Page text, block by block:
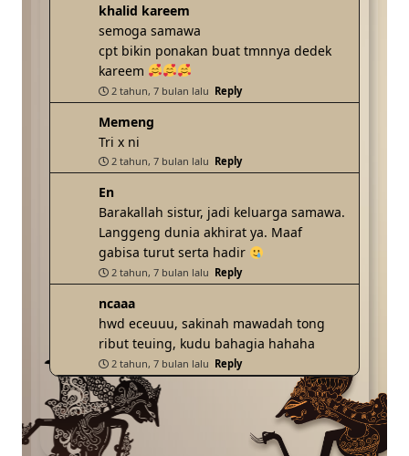
khalid kareem
semoga samawa
cpt bikin ponakan buat tmnnya dedek
kareem
2 tahun, 7 bulan lalu Reply
Memeng
Tri x ni
2 tahun, 7 bulan lalu Reply
En
Barakallah sistur, jadi keluarga samawa.
Langgeng dunia akhirat ya. Maaf
gabisa turut serta hadir
2 tahun, 7 bulan lalu Reply
ncaaa
hwd eceuuu, sakinah mawadah tong
ribut teuing, kudu bahagia hahaha
2 tahun, 7 bulan lalu Reply